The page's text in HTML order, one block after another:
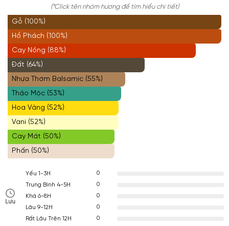
(*Click tên nhóm hương để tìm hiểu chi tiết)
Gỗ (100%)
Hổ Phách (100%)
Cay Nồng (88%)
Đất (64%)
Nhựa Thơm Balsamic (55%)
Thảo Mộc (53%)
Hoa Vàng (52%)
Vani (52%)
Cay Mát (50%)
Phấn (50%)
Lưu
Yếu 1-3H
0
Trung Bình 4-5H
0
Khá 6-8H
0
Lâu 9-12H
0
Rất Lâu Trên 12H
0